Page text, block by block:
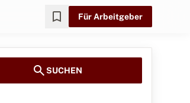
bookmark Für Arbeitgeber
searchSUCHEN